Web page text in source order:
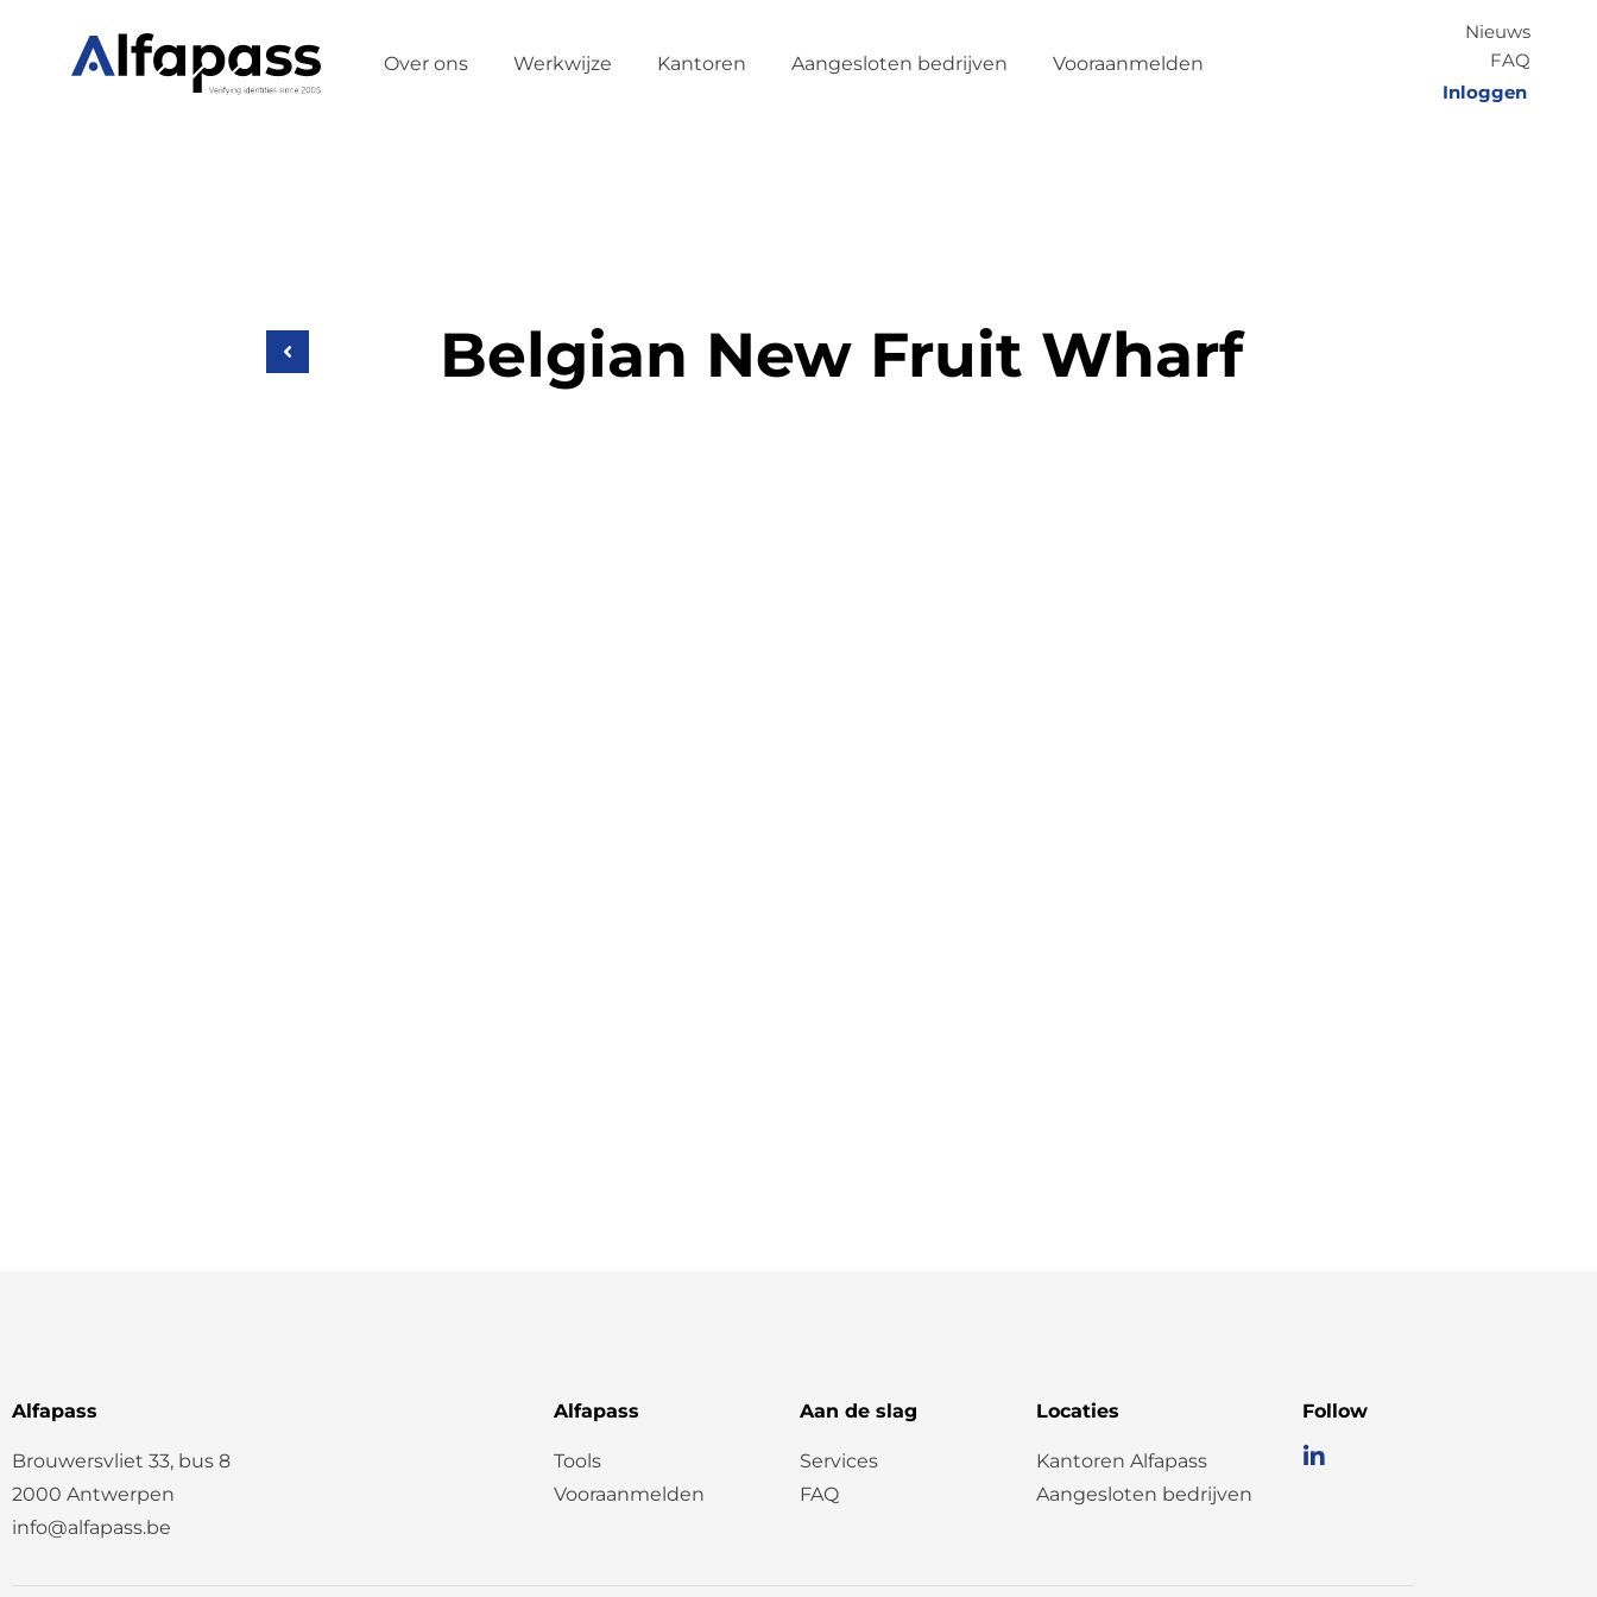
Over ons Werkwijze Kantoren Aangesloten bedrijven Vooraanmelden
Nieuws
FAQ
Inloggen
Belgian New Fruit Wharf
Alfapass
Brouwersvliet 33, bus 8
2000 Antwerpen
info@alfapass.be
Alfapass
Tools
Vooraanmelden
Aan de slag
Services
FAQ
Locaties
Kantoren Alfapass
Aangesloten bedrijven
Follow